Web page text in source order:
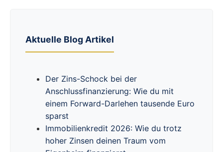
Aktuelle Blog Artikel
Der Zins-Schock bei der
Anschlussfinanzierung: Wie du mit
einem Forward-Darlehen tausende Euro
sparst
Immobilienkredit 2026: Wie du trotz
hoher Zinsen deinen Traum vom